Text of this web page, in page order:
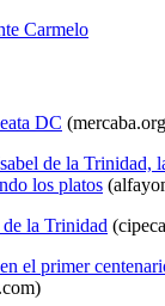
Carmelo
DC
de la Trinidad,
los platos
de la Trinidad
el primer